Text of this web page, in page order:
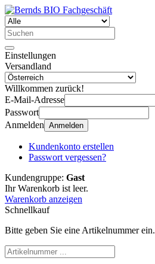
Einstellungen
Versandland
Willkommen zurück!
E-Mail-Adresse
Passwort
Anmelden Anmelden
Kundenkonto erstellen
Passwort vergessen?
Kundengruppe: Gast
Ihr Warenkorb ist leer.
Warenkorb anzeigen
Schnellkauf
Bitte geben Sie eine Artikelnummer ein.